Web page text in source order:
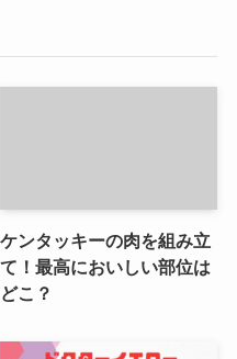
ケンタッキーの肉を組み立
て！最高においしい部位は
どこ？